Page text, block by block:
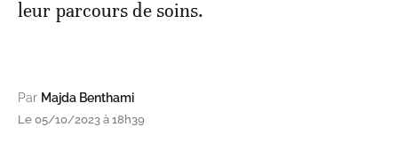
leur parcours de soins.
Par Majda Benthami
Le 05/10/2023 à 18h39